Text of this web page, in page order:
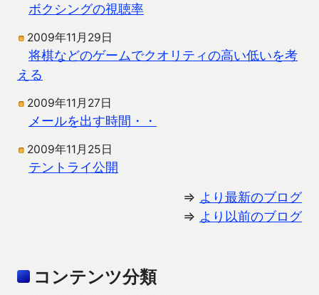
ボクシングの視聴率
2009年11月29日
将棋などのゲームでクオリティの高い低いを考
える
2009年11月27日
メールを出す時間・・
2009年11月25日
テントライ公開
⇒ より最新のブログ
⇒ より以前のブログ
コンテンツ分類